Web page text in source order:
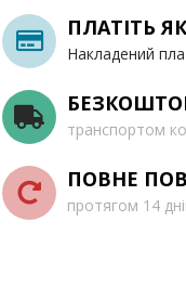
ПЛАТІТЬ
Накладений
транспортом
ПОВНЕ
протягом 14